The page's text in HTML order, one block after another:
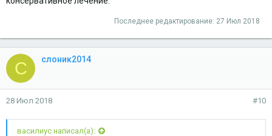
Последнее редактирование: 27 Июл 2018
С слоник2014
28 Июл 2018 #10
василиус написал(а):